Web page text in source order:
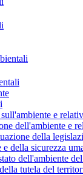
e
dell'ambiente e
della
e della sicurezza
dell'ambiente
tutela del